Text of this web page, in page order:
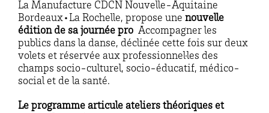
La Manufacture CDCN Nouvelle-Aquitaine
Bordeaux•La Rochelle, propose une nouvelle
édition de sa journée pro Accompagner les
publics dans la danse, déclinée cette fois sur deux
volets et réservée aux professionnel·les des
champs socio-culturel, socio-éducatif, médico-
social et de la santé.
Le programme articule ateliers théoriques et